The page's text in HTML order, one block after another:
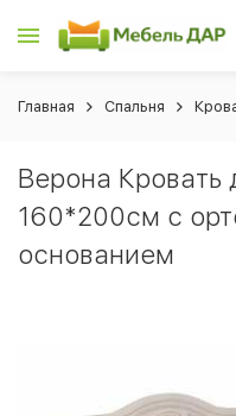
Главная Спальня
Верона Кровать
160*200см с
основанием